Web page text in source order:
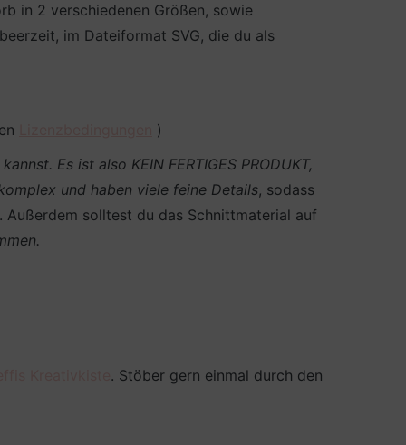
in 2 verschiedenen Größen, sowie
im Dateiformat SVG, die du als
)
Es ist also KEIN FERTIGES PRODUKT,
und haben viele feine Details, sodass
solltest du das Schnittmaterial auf
. Stöber gern einmal durch den